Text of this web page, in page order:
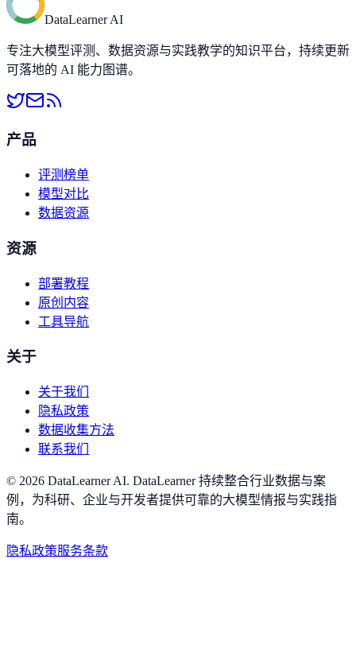
DataLearner AI
专注大模型评测、数据资源与实践教学的知识平台，持续更新
可落地的 AI 能力图谱。
产品
评测榜单
模型对比
数据资源
资源
部署教程
原创内容
工具导航
关于
关于我们
隐私政策
数据收集方法
联系我们
© 2026 DataLearner AI. DataLearner 持续整合行业数据与案
例，为科研、企业与开发者提供可靠的大模型情报与实践指
南。
隐私政策服务条款